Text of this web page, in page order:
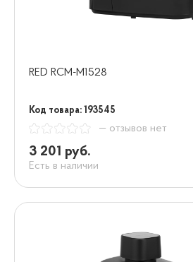
RED RCM-M1528
Код товара: 193545
— отзывов нет
3 201 руб.
Есть в наличии